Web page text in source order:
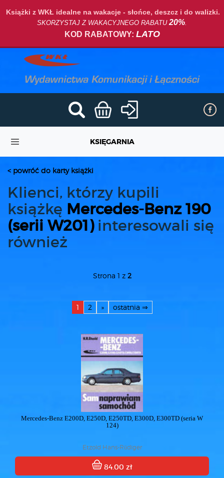
Książki z WKŁ idealne na wakacje - słońce, deszcz i do walizki.
SKORZYSTAJ Z WAKACYJNEGO RABATU20%.
KOD RABATOWY: LATO
KSIĘGARNIA
< powróć do karty książki
Klienci, którzy kupili
książkę Mercedes-Benz 190
(serii W201)interesowali się
również
Strona 1 z 2
1 2 » ostatnia ⇒
Mercedes-Benz E200D, E250D, E250TD, E300D, E300TD (seria W
124)
Etzold Hans-Rüdiger
84.00 zł